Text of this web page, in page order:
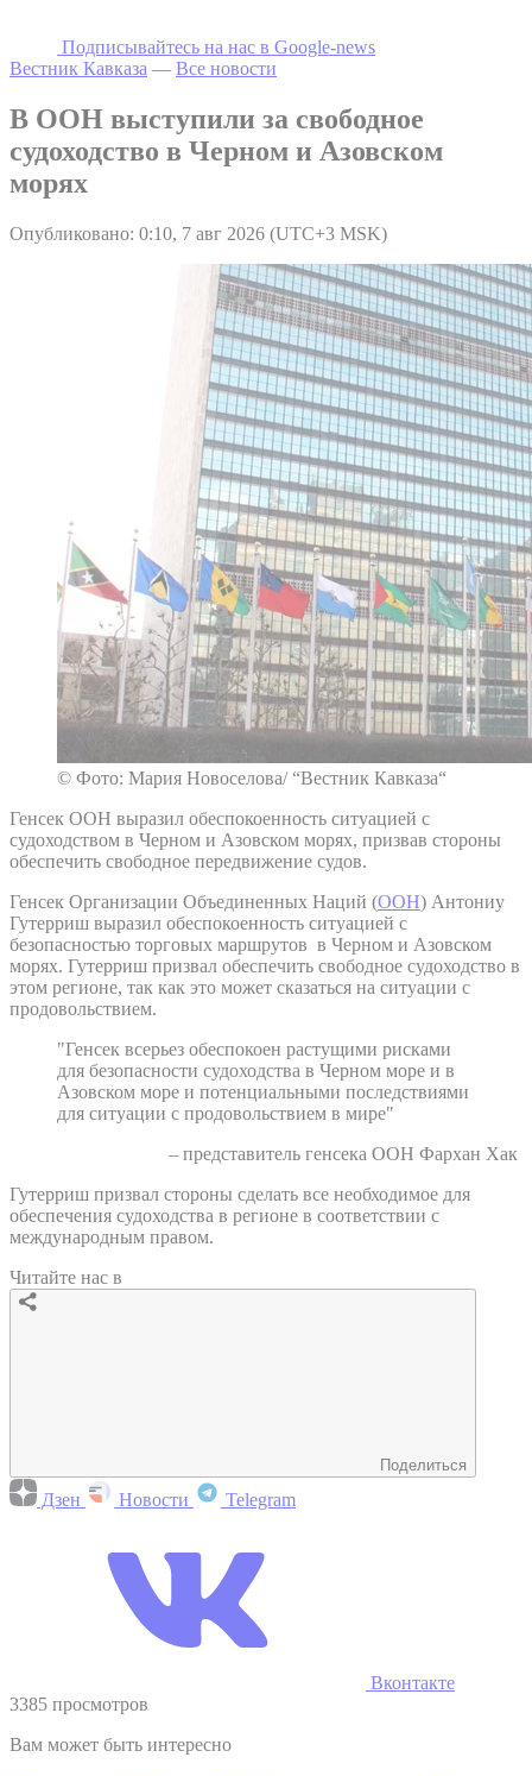
Подписывайтесь на наc в Google-news
Вестник Кавказа — Все новости
В ООН выступили за свободное
судоходство в Черном и Азовском
морях
Опубликовано: 0:10, 7 авг 2026 (UTC+3 MSK)
© Фото: Мария Новоселова/ “Вестник Кавказа“
Генсек ООН выразил обеспокоенность ситуацией с
судоходством в Черном и Азовском морях, призвав стороны
обеспечить свободное передвижение судов.
Генсек Организации Объединенных Наций (ООН) Антониу
Гутерриш выразил обеспокоенность ситуацией с
безопасностью торговых маршрутов в Черном и Азовском
морях. Гутерриш призвал обеспечить свободное судоходство в
этом регионе, так как это может сказаться на ситуации с
продовольствием.
"Генсек всерьез обеспокоен растущими рисками
для безопасности судоходства в Черном море и в
Азовском море и потенциальными последствиями
для ситуации с продовольствием в мире"
– представитель генсека ООН Фархан Хак
Гутерриш призвал стороны сделать все необходимое для
обеспечения судоходства в регионе в соответствии с
международным правом.
Читайте нас в
Поделиться
Дзен Новости Telegram
Вконтакте
3385 просмотров
Вам может быть интересно